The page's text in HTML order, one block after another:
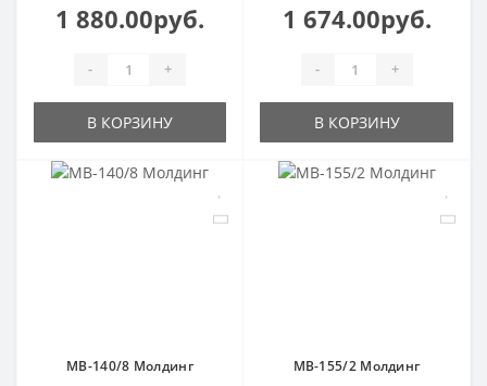
1 880.00руб.
- +
В КОРЗИНУ
1 674.00руб.
- +
В КОРЗИНУ
МВ-140/8 Молдинг МВ-155/2 Молдинг